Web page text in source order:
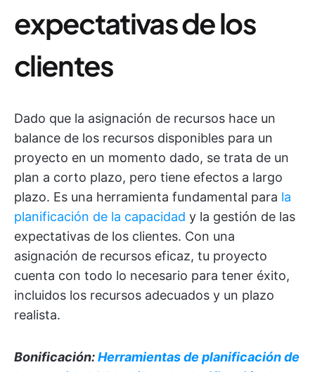
expectativas de los
clientes
Dado que la asignación de recursos hace un
balance de los recursos disponibles para un
proyecto en un momento dado, se trata de un
plan a corto plazo, pero tiene efectos a largo
plazo. Es una herramienta fundamental para la
planificación de la capacidad y la gestión de las
expectativas de los clientes. Con una
asignación de recursos eficaz, tu proyecto
cuenta con todo lo necesario para tener éxito,
incluidos los recursos adecuados y un plazo
realista.
Bonificación:Herramientas de planificación de